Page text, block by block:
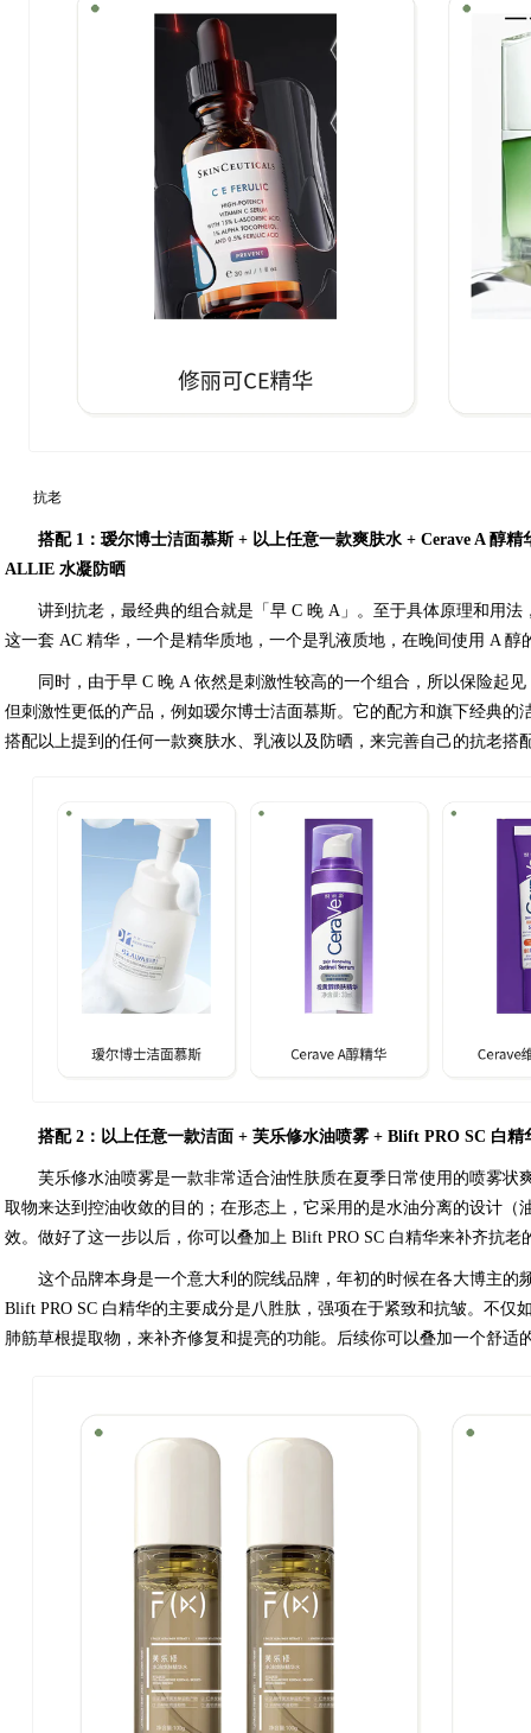
抗老
搭配 1：瑷尔博士洁面慕斯 + 以上任意一款爽肤水 + Cerave A 醇
ALLIE 水凝防晒
讲到抗老，最经典的组合就是「早 C 晚 A」。至于具体原理和用法
这一套 AC 精华，一个是精华质地，一个是乳液质地，在晚间使用 A
同时，由于早 C 晚 A 依然是刺激性较高的一个组合，所以保险起
但刺激性更低的产品，例如瑷尔博士洁面慕斯。它的配方和旗下经典的
搭配以上提到的任何一款爽肤水、乳液以及防晒，来完善自己的抗老搭
搭配 2：以上任意一款洁面 + 芙乐修水油喷雾 + Blift PRO SC 白精
芙乐修水油喷雾是一款非常适合油性肤质在夏季日常使用的喷雾状
取物来达到控油收敛的目的；在形态上，它采用的是水油分离的设计（
效。做好了这一步以后，你可以叠加上 Blift PRO SC 白精华来补齐抗老
这个品牌本身是一个意大利的院线品牌，年初的时候在各大博主的
Blift PRO SC 白精华的主要成分是八胜肽，强项在于紧致和抗皱。不仅
肺筋草根提取物，来补齐修复和提亮的功能。后续你可以叠加一个舒适